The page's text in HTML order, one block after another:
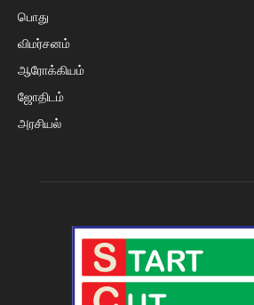
பொது
விமர்சனம்
ஆரோக்கியம்
ஜோதிடம்
அரசியல்